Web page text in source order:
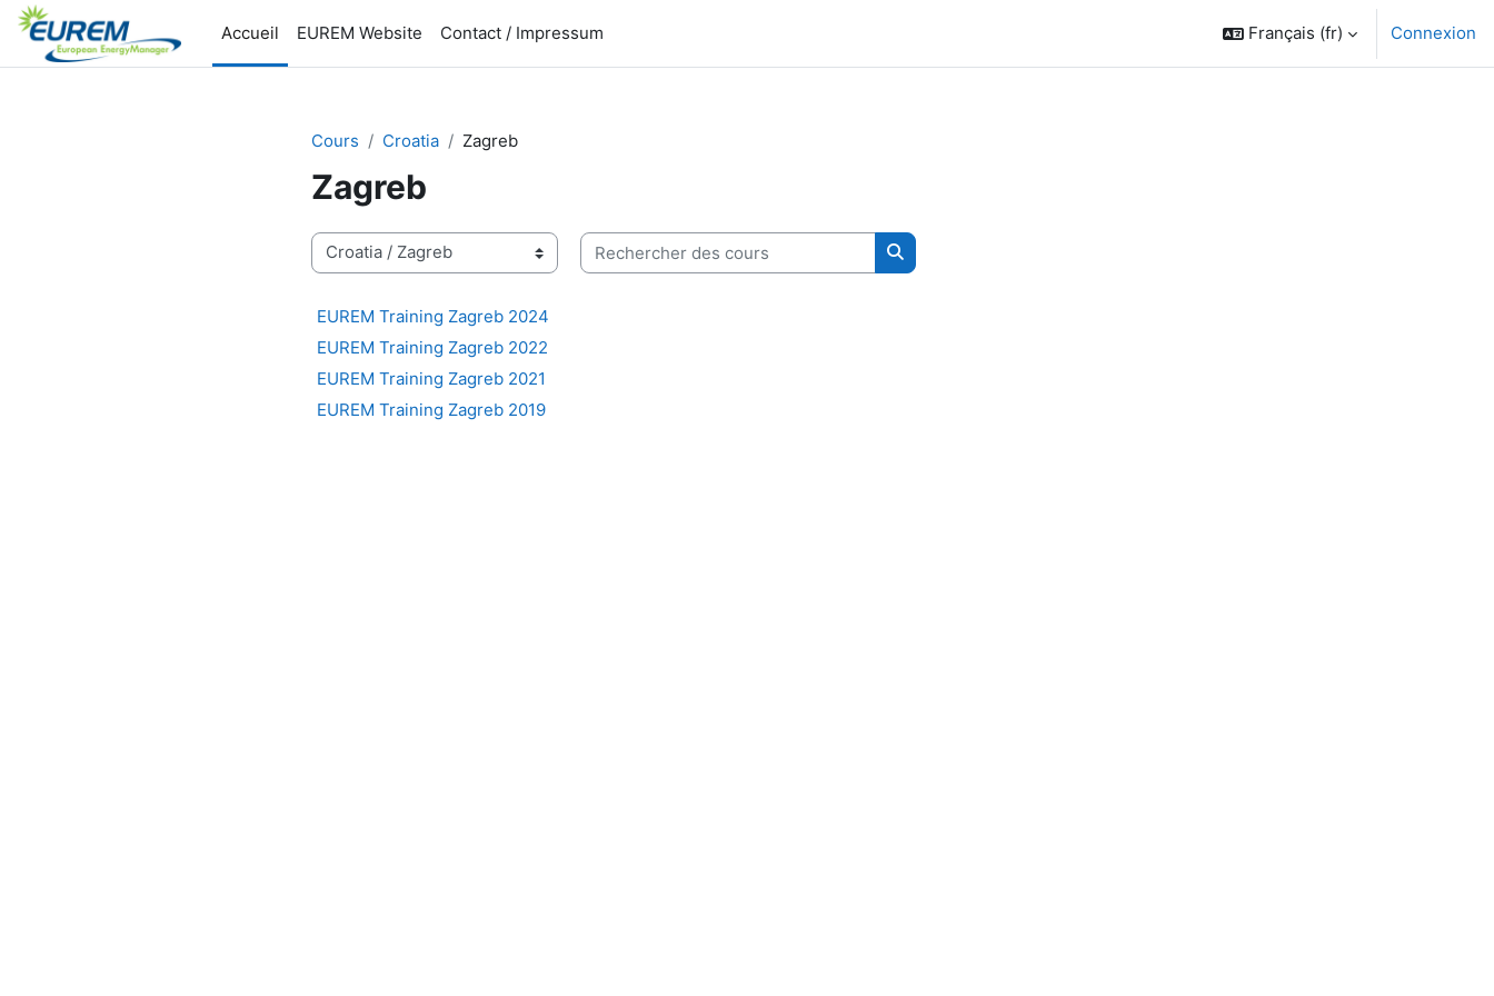
Passer au contenu principal
Accueil
EUREM Website Contact / Impressum Français ‎(fr)‎ Connexion
Cours Croatia Zagreb
Zagreb
Catégories de cours
Rechercher des cours
Rechercher des cours
EUREM Training Zagreb 2024
EUREM Training Zagreb 2022
EUREM Training Zagreb 2021
EUREM Training Zagreb 2019